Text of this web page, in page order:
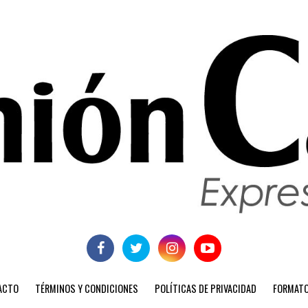
TÉRMINOS Y CONDICIONES POLÍTICAS DE PRIVACIDAD